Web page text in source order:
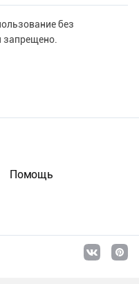
без
запрещено.
Помощь